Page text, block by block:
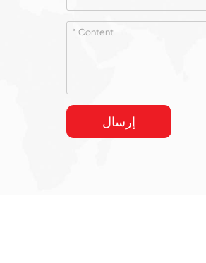
إرسال